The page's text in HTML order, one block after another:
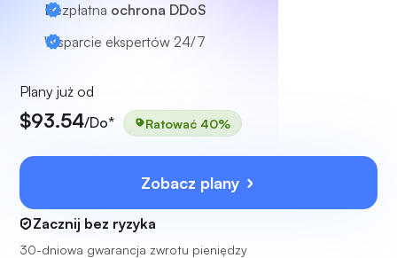
Bezpłatna ochrona DDoS
Wsparcie ekspertów 24/7
Plany już od
$93.54/Do* Ratować 40%
Zobacz plany
Zacznij bez ryzyka
30-dniowa gwarancja zwrotu pieniędzy